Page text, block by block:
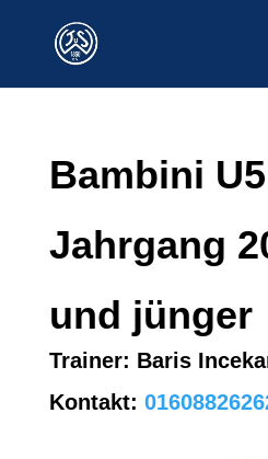
Bambini U5
Jahrgang
und jünger
Trainer: Baris
Kontakt: